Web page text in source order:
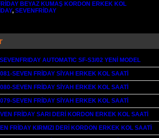
BEYAZ KUMAŞ KORDON ERKEK KOL
, SEVENFRİDAY